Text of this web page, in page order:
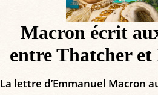
Macron écrit
entre Thatcher
La lettre d’Emmanuel Macron